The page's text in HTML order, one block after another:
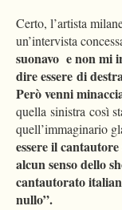
Certo, l’artista
un’intervista
suonavo e non mi
dire essere di
Però venni
quella sinistra così
quell’immaginario
essere il
alcun senso dello
cantautorato
nullo”.